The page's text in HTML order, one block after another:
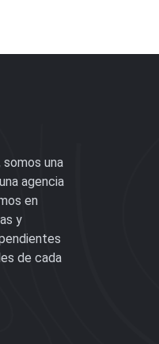
somos una
agencia
en
y
de cada